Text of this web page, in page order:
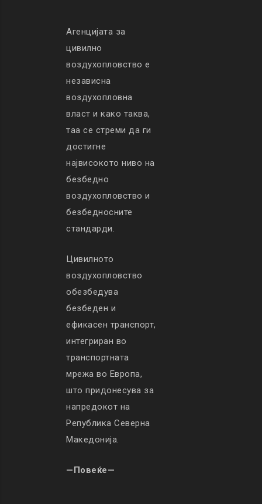
Агенцијата за
цивилно
воздухопловство е
независна
воздухопловна
власт и како таква,
таа се стреми да ги
достигне
највисокото ниво на
безбедно
воздухопловство и
безбедносните
стандарди.
Цивилното
воздухопловство
обезбедува
безбеден и
ефикасен транспорт,
интегриран во
транспортната
мрежа во Европа,
што придонесува за
напредокот на
Република Северна
Македонија.
—Повеќе—